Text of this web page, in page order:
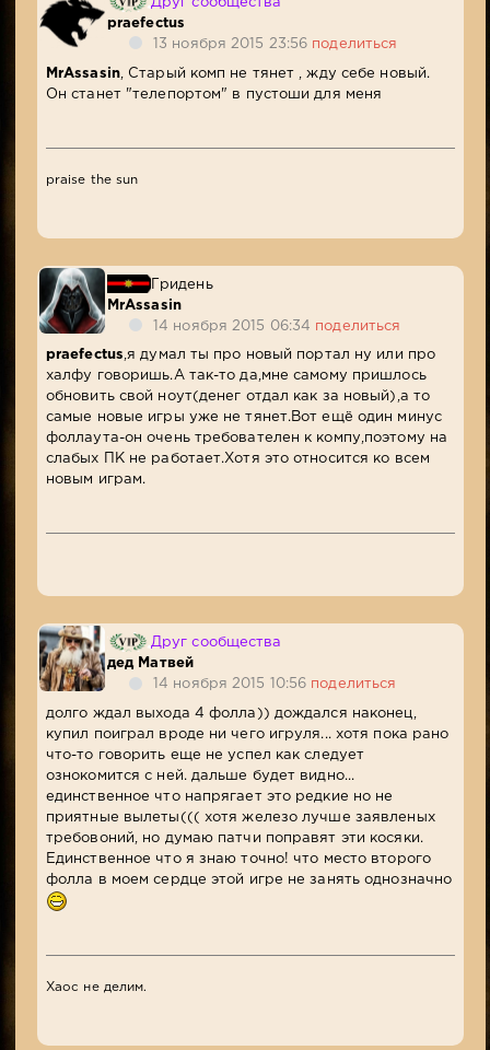
Друг сообщества
praefectus
13 ноября 2015 23:56 поделиться
MrAssasin, Старый комп не тянет , жду себе новый.
Он станет "телепортом" в пустоши для меня
praise the sun
Гридень
MrAssasin
14 ноября 2015 06:34 поделиться
praefectus,я думал ты про новый портал ну или про
халфу говоришь.А так-то да,мне самому пришлось
обновить свой ноут(денег отдал как за новый),а то
самые новые игры уже не тянет.Вот ещё один минус
фоллаута-он очень требователен к компу,поэтому на
слабых ПК не работает.Хотя это относится ко всем
новым играм.
Друг сообщества
дед Матвей
14 ноября 2015 10:56 поделиться
долго ждал выхода 4 фолла)) дождался наконец,
купил поиграл вроде ни чего игруля... хотя пока рано
что-то говорить еще не успел как следует
ознокомится с ней. дальше будет видно...
единственное что напрягает это редкие но не
приятные вылеты((( хотя железо лучше заявленых
требовоний, но думаю патчи поправят эти косяки.
Единственное что я знаю точно! что место второго
фолла в моем сердце этой игре не занять однозначно
Хаос не делим.